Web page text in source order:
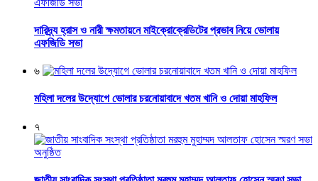
দারিদ্র্য হ্রাস ও নারী ক্ষমতায়নে মাইক্রোক্রেডিটের প্রভাব নিয়ে ভোলায়
এফজিডি সভা
৬
মহিলা দলের উদ্যোগে ভোলার চরনোয়াবাদে খতম খানি ও দোয়া মাহফিল
৭